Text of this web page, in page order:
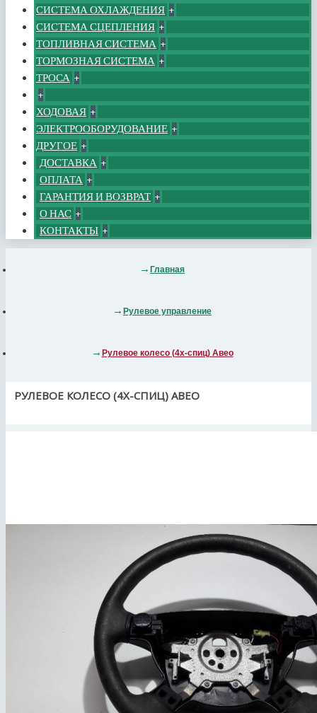
СИСТЕМА ОХЛАЖДЕНИЯ +
СИСТЕМА СЦЕПЛЕНИЯ +
ТОПЛИВНАЯ СИСТЕМА +
ТОРМОЗНАЯ СИСТЕМА +
ТРОСА +
+
ХОДОВАЯ +
ЭЛЕКТРООБОРУДОВАНИЕ +
ДРУГОЕ +
ДОСТАВКА +
ОПЛАТА +
ГАРАНТИЯ И ВОЗВРАТ +
О НАС +
КОНТАКТЫ +
Главная
Рулевое управление
Рулевое колесо (4х-спиц) Авео
РУЛЕВОЕ КОЛЕСО (4Х-СПИЦ) АВЕО